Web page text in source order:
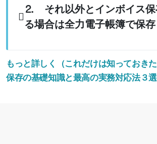
⒉ それ以外とインボイス保
る場合は全力電子帳簿で保存
もっと詳しく（これだけは知っておき
保存の基礎知識と最高の実務対応法３選